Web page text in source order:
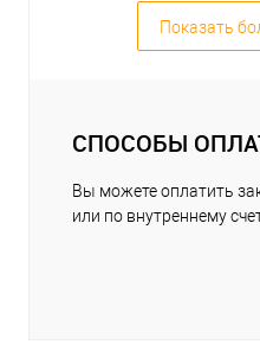
Показать
СПОСОБЫ
Вы можете оплатить
или по внутреннему